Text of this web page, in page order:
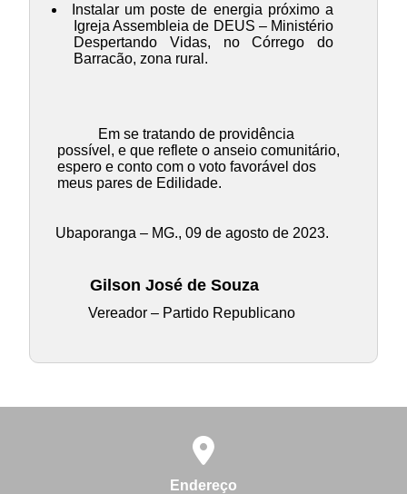
Instalar um poste de energia próximo a
Igreja Assembleia de DEUS – Ministério
Despertando Vidas, no Córrego do
Barracão, zona rural.
Em se tratando de providência
possível, e que reflete o anseio comunitário,
espero e conto com o voto favorável dos
meus pares de Edilidade.
Ubaporanga – MG., 09 de agosto de 2023.
Gilson José de Souza
Vereador – Partido Republicano
Endereço